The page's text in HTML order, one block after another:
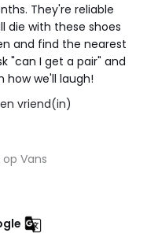
They're reliable
die with these shoes
and find the nearest
"can I get a pair" and
how we'll laugh!
vriend(in)
Vans